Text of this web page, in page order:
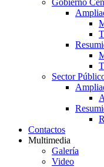
Gobierno
Sector
Contactos
Multimedia
Galería
Video